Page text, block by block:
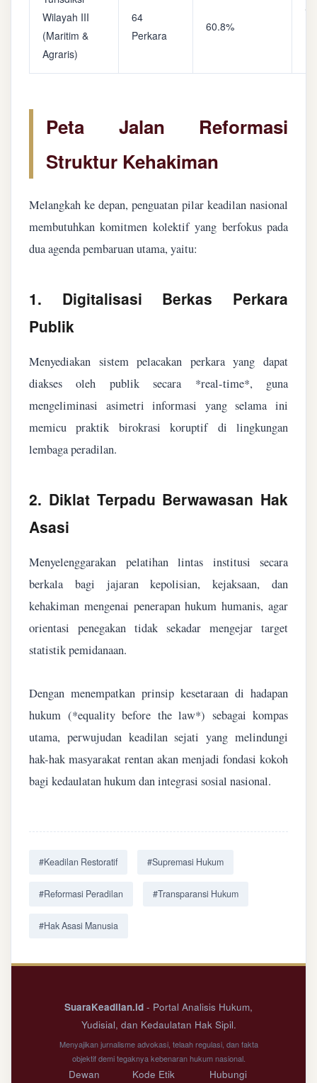
Wilayah III
(Maritim &
Agraris)
64
Perkara
60.8%
Peta Jalan Reformasi
Struktur Kehakiman
Melangkah ke depan, penguatan pilar keadilan nasional
membutuhkan komitmen kolektif yang berfokus pada
dua agenda pembaruan utama, yaitu:
1. Digitalisasi Berkas Perkara
Publik
Menyediakan sistem pelacakan perkara yang dapat
diakses oleh publik secara *real-time*, guna
mengeliminasi asimetri informasi yang selama ini
memicu praktik birokrasi koruptif di lingkungan
lembaga peradilan.
2. Diklat Terpadu Berwawasan Hak
Asasi
Menyelenggarakan pelatihan lintas institusi secara
berkala bagi jajaran kepolisian, kejaksaan, dan
kehakiman mengenai penerapan hukum humanis, agar
orientasi penegakan tidak sekadar mengejar target
statistik pemidanaan.
Dengan menempatkan prinsip kesetaraan di hadapan
hukum (*equality before the law*) sebagai kompas
utama, perwujudan keadilan sejati yang melindungi
hak-hak masyarakat rentan akan menjadi fondasi kokoh
bagi kedaulatan hukum dan integrasi sosial nasional.
#Keadilan Restoratif #Supremasi Hukum
#Reformasi Peradilan #Transparansi Hukum
#Hak Asasi Manusia
SuaraKeadilan.id - Portal Analisis Hukum,
Yudisial, dan Kedaulatan Hak Sipil.
Menyajikan jurnalisme advokasi, telaah regulasi, dan fakta
objektif demi tegaknya kebenaran hukum nasional.
Dewan Kode Etik Hubungi